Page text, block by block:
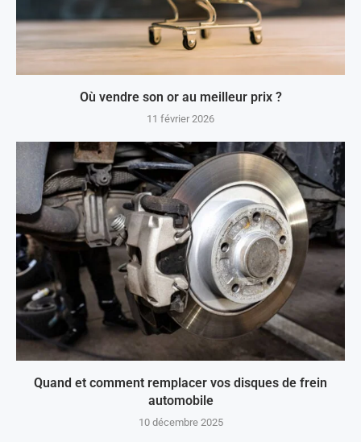
Où vendre son or au meilleur prix ?
11 février 2026
Quand et comment remplacer vos disques de frein
automobile
10 décembre 2025